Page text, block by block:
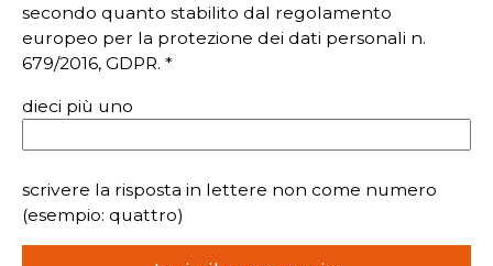
secondo quanto stabilito dal regolamento
europeo per la protezione dei dati personali n.
679/2016, GDPR. *
dieci più uno
scrivere la risposta in lettere non come numero
(esempio: quattro)